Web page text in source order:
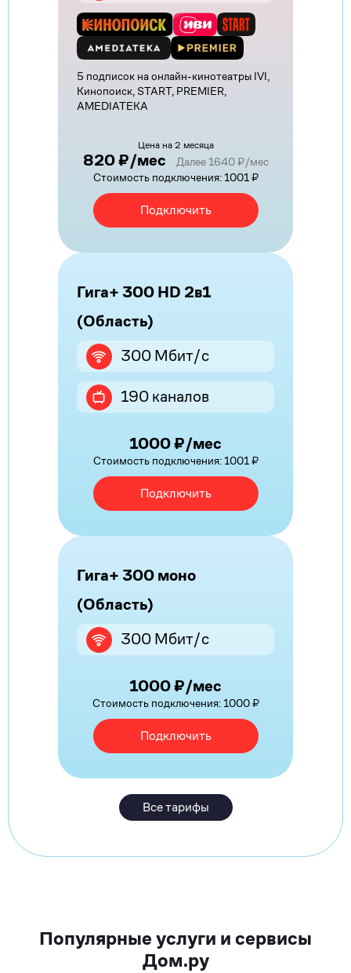
5 подписок на онлайн-кинотеатры IVI,
Кинопоиск, START, PREMIER,
AMEDIATEKA
Цена на 2 месяца
820 ₽/мес
Далее 1640 ₽/мес
Стоимость подключения: 1001 ₽
Подключить
Гига+ 300 HD 2в1
(Область)
300 Мбит/с
190 каналов
1000 ₽/мес
Стоимость подключения: 1001 ₽
Подключить
Гига+ 300 моно
(Область)
300 Мбит/с
1000 ₽/мес
Стоимость подключения: 1000 ₽
Подключить
Все тарифы
Популярные услуги и сервисы
Дом.ру